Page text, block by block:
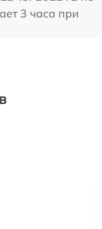
3 часа при